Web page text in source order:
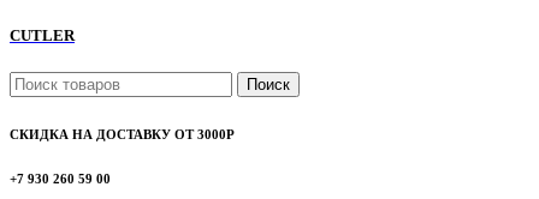
CUTLER
Поиск
СКИДКА НА ДОСТАВКУ ОТ 3000Р
+7 930 260 59 00